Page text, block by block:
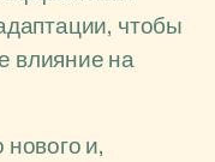
чтобы
влияние на
нового и,